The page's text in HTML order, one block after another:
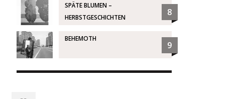
SPÄTE BLUMEN –
HERBSTGESCHICHTEN
8
BEHEMOTH
9